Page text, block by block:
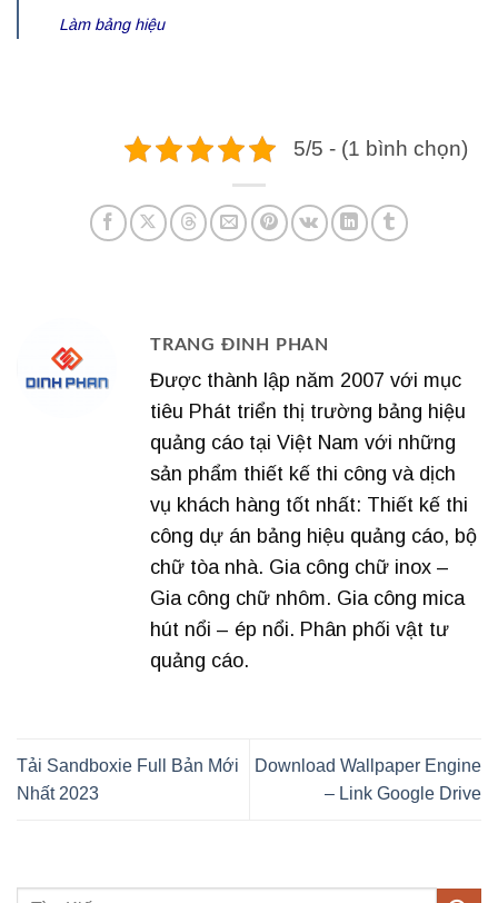
Làm bảng hiệu
5/5 - (1 bình chọn)
TRANG ĐINH PHAN
Được thành lập năm 2007 với mục
tiêu Phát triển thị trường bảng hiệu
quảng cáo tại Việt Nam với những
sản phẩm thiết kế thi công và dịch
vụ khách hàng tốt nhất: Thiết kế thi
công dự án bảng hiệu quảng cáo, bộ
chữ tòa nhà. Gia công chữ inox –
Gia công chữ nhôm. Gia công mica
hút nổi – ép nổi. Phân phối vật tư
quảng cáo.
Tải Sandboxie Full Bản Mới
Nhất 2023
Download Wallpaper Engine
– Link Google Drive